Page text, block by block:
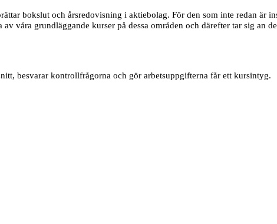
bokslut och årsredovisning i aktiebolag. För den som inte redan är
våra grundläggande kurser på dessa områden och därefter tar sig an
besvarar kontrollfrågorna och gör arbetsuppgifterna får ett kursintyg.